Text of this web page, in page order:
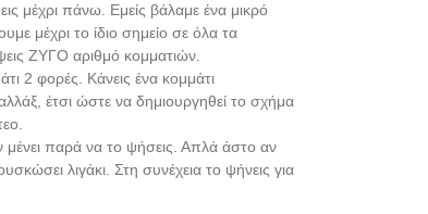
μέχρι πάνω. Εμείς βάλαμε ένα μικρό
μέχρι το ίδιο σημείο σε όλα τα
ΖΥΓΟ αριθμό κομματιών.
2 φορές. Κάνεις ένα κομμάτι
έτσι ώστε να δημιουργηθεί το σχήμα
μένει παρά να το ψήσεις. Απλά άστο αν
λιγάκι. Στη συνέχεια το ψήνεις για